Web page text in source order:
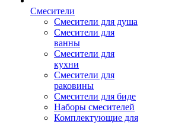
Смесители
Смесители для душа
Смесители для
ванны
Смесители для
кухни
Смесители для
раковины
Смесители для биде
Наборы смесителей
Комплектующие для